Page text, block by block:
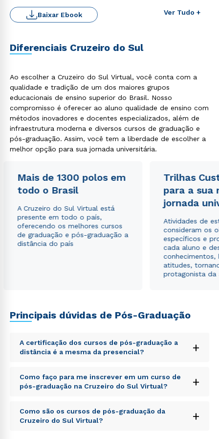
Ver Tudo +
Baixar Ebook
Diferenciais Cruzeiro do Sul
Ao escolher a Cruzeiro do Sul Virtual, você conta com a
qualidade e tradição de um dos maiores grupos
educacionais de ensino superior do Brasil. Nosso
compromisso é oferecer ao aluno qualidade de ensino com
métodos inovadores e docentes especializados, além de
infraestrutura moderna e diversos cursos de graduação e
pós-graduação. Assim, você tem a liberdade de escolher a
melhor opção para sua jornada universitária.
Mais de 1300 polos em
todo o Brasil
A Cruzeiro do Sul Virtual está
presente em todo o país,
oferecendo os melhores cursos
de graduação e pós-graduação a
distância do país
Trilhas
para a sua
jornada
Atividades de
consideram os
específicos e
cada aluno e
conhecimentos,
atitudes,
protagonista da
Principais dúvidas de Pós-Graduação
A certificação dos cursos de pós-graduação a
distância é a mesma da presencial?
+
Sed ut perspiciatis unde omnis iste natus error sit
voluptatem accusantium doloremque laudantium,
totam rem aperiam, eaque ipsa quae ab illo inventore
explicabo. Nemo enim ipsam voluptatem quia
voluptas sit aspernatur aut odit aut fugit, sed quia
Como faço para me inscrever em um curso de
pós-graduação na Cruzeiro do Sul Virtual?
+
Sed ut perspiciatis unde omnis iste natus error sit
voluptatem accusantium doloremque laudantium,
Como são os cursos de pós-graduação da
Cruzeiro do Sul Virtual?
+
Rápido e fácil
WhatsApp
ou
Estou de acordo com aPolítica de Privacidade.e
autorizo que meus dados sejam utilizados para o
envio de conteúdos da Cruzeiro do Sul.